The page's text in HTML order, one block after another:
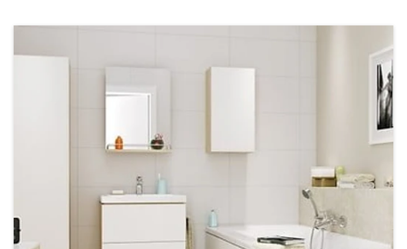
CLASSIC RIBBLE